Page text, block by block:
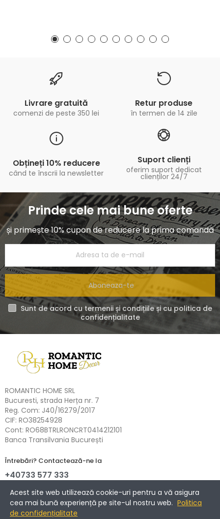
Livrare gratuită
comenzi de peste 350 lei
Retur produse
în termen de 14 zile
Obțineți 10% reducere
când te înscrii la newsletter
Suport clienți
oferim suport dedicat
clienților 24/7
Prinde cele mai bune oferte
și primește 10% cupon de reducere la prima comandă
Aboneaza-te
Sunt de acord cu termenii și condițiile și cu politica de
confidențialitate
ROMANTIC HOME SRL
Bucuresti, strada Herța nr. 7
Reg. Com: J40/16279/2017
CIF: RO38254928
Cont: RO68BTRLRONCRT0414212101
Banca Transilvania București
Întrebări? Contactează-ne la
+40733 577 333
NETOPIA Payments - 3D-Secure.
Acest site web utilizează cookie-uri pentru a vă asigura
cea mai bună experiență pe site-ul nostru web. Politica
de confidențialitate